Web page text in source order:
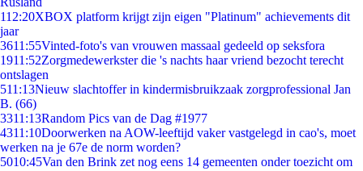
112:20XBOX platform krijgt zijn eigen "Platinum" achievements dit
jaar
3611:55Vinted-foto's van vrouwen massaal gedeeld op seksfora
1911:52Zorgmedewerkster die 's nachts haar vriend bezocht terecht
ontslagen
511:13Nieuw slachtoffer in kindermisbruikzaak zorgprofessional Jan
B. (66)
3311:13Random Pics van de Dag #1977
4311:10Doorwerken na AOW-leeftijd vaker vastgelegd in cao's, moet
werken na je 67e de norm worden?
5010:45Van den Brink zet nog eens 14 gemeenten onder toezicht om